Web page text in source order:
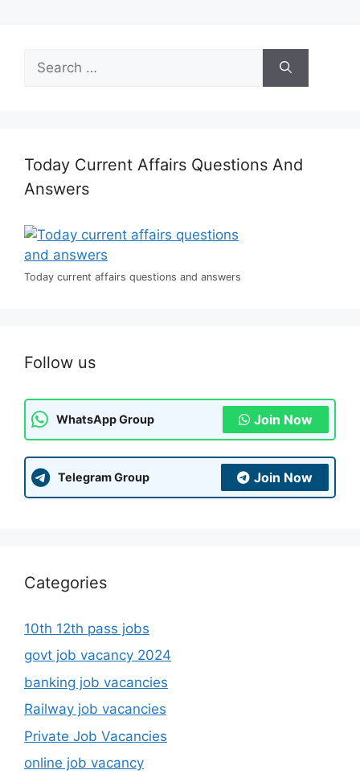
for:
Today Current Affairs Questions And
Answers
Today current affairs questions and answers
Follow us
WhatsApp Group Join Now
Telegram Group Join Now
Categories
10th 12th pass jobs
govt job vacancy 2024
banking job vacancies
Railway job vacancies
Private Job Vacancies
online job vacancy